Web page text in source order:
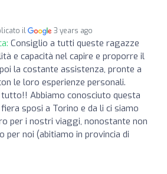
il 3 years ago
Consiglio a tutti queste ragazze
e capacità nel capire e proporre il
la costante assistenza, pronte a
le loro esperienze personali.
Abbiamo conosciuto questa
sposi a Torino e da li ci siamo
per i nostri viaggi, nonostante non
per noi (abitiamo in provincia di